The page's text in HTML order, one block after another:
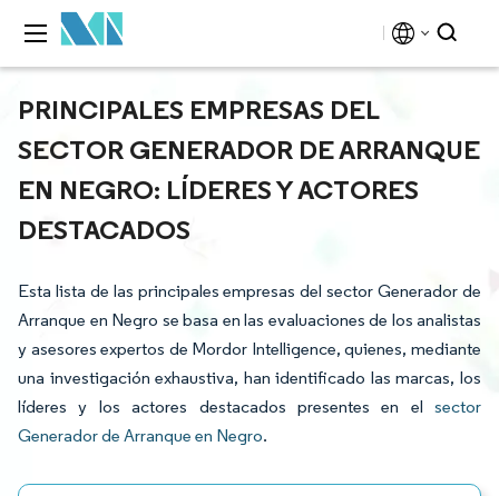
PRINCIPALES EMPRESAS DEL
SECTOR GENERADOR DE ARRANQUE
EN NEGRO: LÍDERES Y ACTORES
DESTACADOS
Esta lista de las principales empresas del sector Generador de
Arranque en Negro se basa en las evaluaciones de los analistas
y asesores expertos de Mordor Intelligence, quienes, mediante
una investigación exhaustiva, han identificado las marcas, los
líderes y los actores destacados presentes en el sector
Generador de Arranque en Negro.